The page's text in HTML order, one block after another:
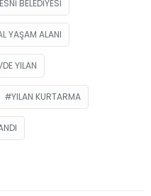
BELEDIYESI
YAŞAM ALANI
YILAN
YILAN KURTARMA